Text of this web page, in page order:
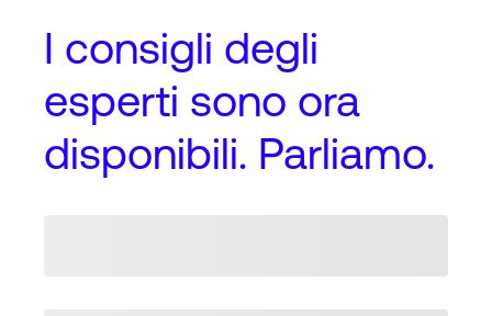
I consigli degli
esperti sono ora
disponibili. Parliamo.